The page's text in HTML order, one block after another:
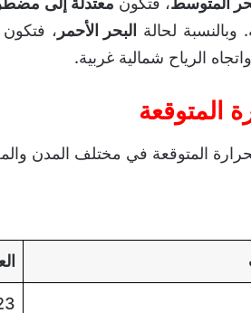
وبالنسبة لحالة
البحر الأحمر ، فتكون
المتوقعة
المتوقعة في مختلف المدن